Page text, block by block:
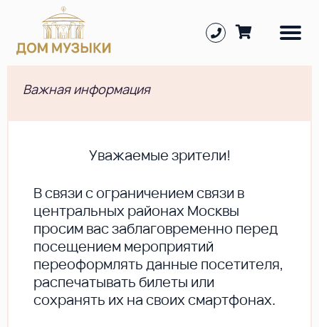
Важная информация
Уважаемые зрители!
В cвязи с ограничением связи в
центральных районах Москвы
просим вас заблаговременно перед
посещением мероприятий
переоформлять данные посетителя,
распечатывать билеты или
сохранять их на своих смартфонах.